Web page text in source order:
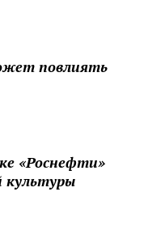
повлиять
«Роснефти»
культуры